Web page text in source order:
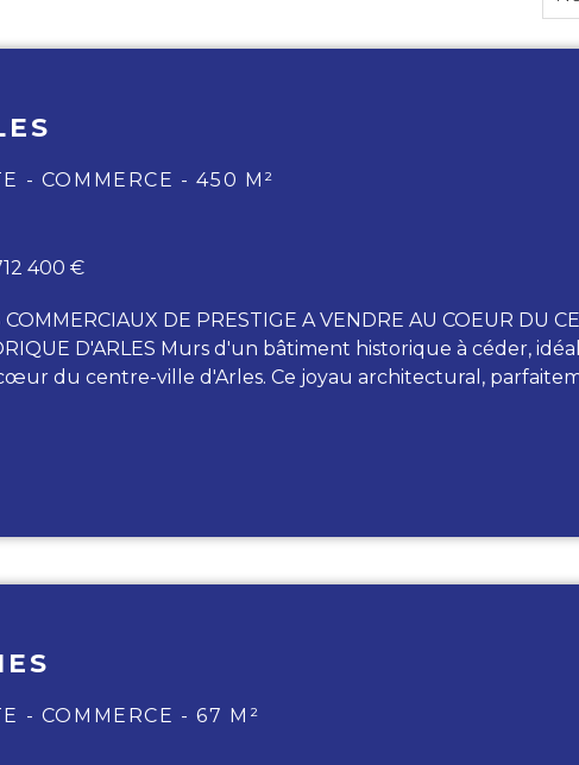
- COMMERCE - 450 M²
400 €
COMMERCIAUX DE PRESTIGE A VENDRE AU COEUR DU
D'ARLES Murs d'un bâtiment historique à céder,
du centre-ville d'Arles. Ce joyau architectural,
- COMMERCE - 67 M²